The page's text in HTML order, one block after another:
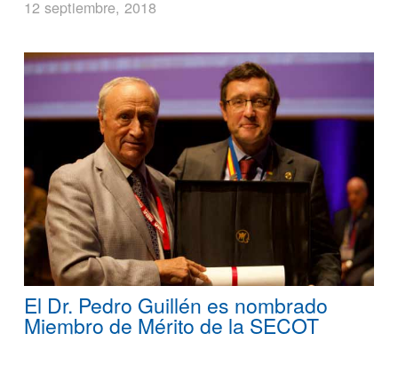
12 septiembre, 2018
El Dr. Pedro Guillén es nombrado
Miembro de Mérito de la SECOT